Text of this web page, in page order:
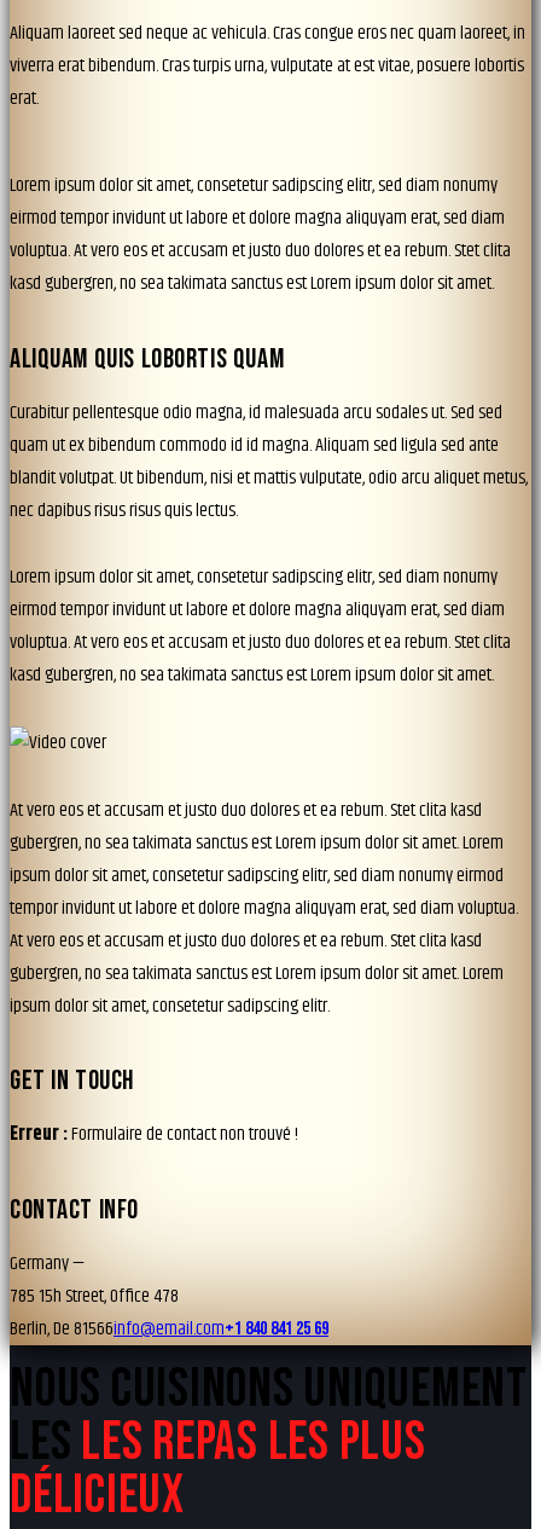
Aliquam laoreet sed neque ac vehicula. Cras congue eros nec quam laoreet, in
viverra erat bibendum. Cras turpis urna, vulputate at est vitae, posuere lobortis
erat.
Lorem ipsum dolor sit amet, consetetur sadipscing elitr, sed diam nonumy
eirmod tempor invidunt ut labore et dolore magna aliquyam erat, sed diam
voluptua. At vero eos et accusam et justo duo dolores et ea rebum. Stet clita
kasd gubergren, no sea takimata sanctus est Lorem ipsum dolor sit amet.
ALIQUAM QUIS LOBORTIS QUAM
Curabitur pellentesque odio magna, id malesuada arcu sodales ut. Sed sed
quam ut ex bibendum commodo id id magna. Aliquam sed ligula sed ante
blandit volutpat. Ut bibendum, nisi et mattis vulputate, odio arcu aliquet metus,
nec dapibus risus risus quis lectus.
Lorem ipsum dolor sit amet, consetetur sadipscing elitr, sed diam nonumy
eirmod tempor invidunt ut labore et dolore magna aliquyam erat, sed diam
voluptua. At vero eos et accusam et justo duo dolores et ea rebum. Stet clita
kasd gubergren, no sea takimata sanctus est Lorem ipsum dolor sit amet.
At vero eos et accusam et justo duo dolores et ea rebum. Stet clita kasd
gubergren, no sea takimata sanctus est Lorem ipsum dolor sit amet. Lorem
ipsum dolor sit amet, consetetur sadipscing elitr, sed diam nonumy eirmod
tempor invidunt ut labore et dolore magna aliquyam erat, sed diam voluptua.
At vero eos et accusam et justo duo dolores et ea rebum. Stet clita kasd
gubergren, no sea takimata sanctus est Lorem ipsum dolor sit amet. Lorem
ipsum dolor sit amet, consetetur sadipscing elitr.
GET IN TOUCH
Erreur :Formulaire de contact non trouvé !
CONTACT INFO
Germany —
785 15h Street, Office 478
Berlin, De 81566info@email.com+1 840 841 25 69
NOUS CUISINONS UNIQUEMENT
LES LES REPAS LES PLUS
DÉLICIEUX